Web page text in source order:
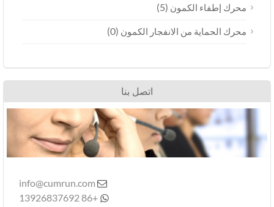
محرك إطفاء الكمون(5)
محرك الحماية من الانفجار الكمون(0)
اتصل بنا

info@cumrun.com
+86 13926837692